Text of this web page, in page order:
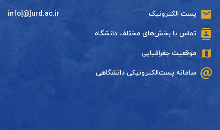
پست الکترونیک info[@]urd.ac.ir
تماس با بخش‌های مختلف دانشگاه
موقعیت جغرافیایی
سامانه پست‌الکترونیکی دانشگاهی